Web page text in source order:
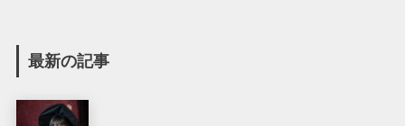
最新の記事